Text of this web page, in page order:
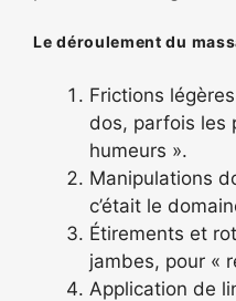
Le déroulement du
Frictions
dos, parfois les
humeurs ».
Manipulations
c’était le
Étirements et
jambes, pour «
Application de